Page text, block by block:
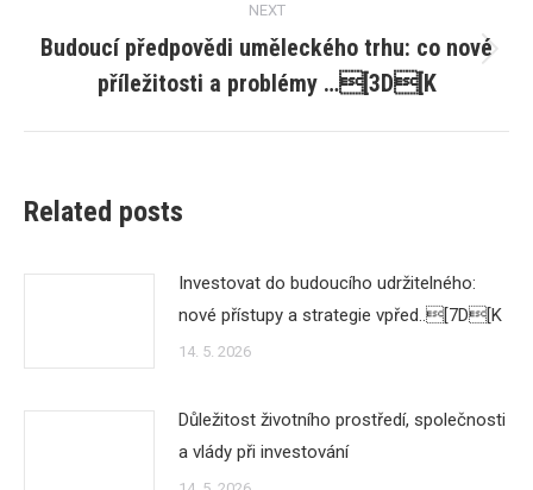
NEXT
Next
post:
Budoucí předpovědi uměleckého trhu: co nové
příležitosti a problémy …[3D[K
Related posts
Investovat do budoucího udržitelného:
nové přístupy a strategie vpřed..[7D[K
14. 5. 2026
Důležitost životního prostředí, společnosti
a vlády při investování